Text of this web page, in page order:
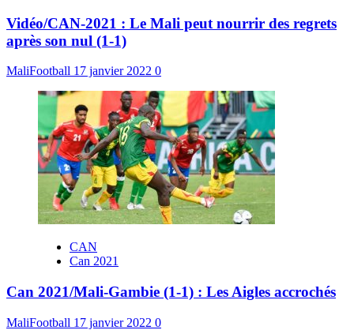
Vidéo/CAN-2021 : Le Mali peut nourrir des regrets
après son nul (1-1)
MaliFootball 17 janvier 2022 0
CAN
Can 2021
Can 2021/Mali-Gambie (1-1) : Les Aigles accrochés
MaliFootball 17 janvier 2022 0